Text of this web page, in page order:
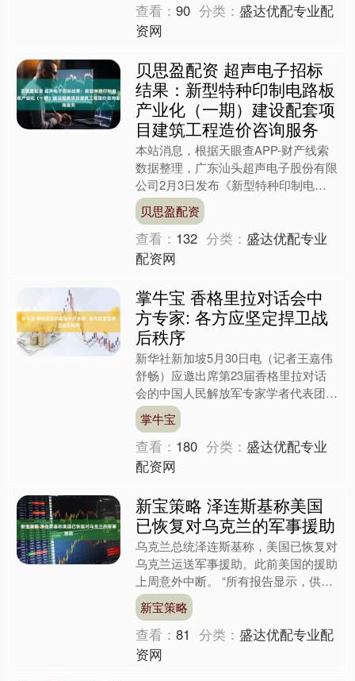
查看：90 分类：盛达优配专业配
资网
贝思盈配资 超声电子招标
结果：新型特种印制电路板
产业化（一期）建设配套项
目建筑工程造价咨询服务
本站消息，根据天眼查APP-财产线索
数据整理，广东汕头超声电子股份有限
公司2月3日发布《新型特种印制电路
板产业化（一期）建设配套项目建筑工
程造价咨询服务》，详情....
贝思盈配资
查看： 132 分类：盛达优配专业
配资网
掌牛宝 香格里拉对话会中
方专家: 各方应坚定捍卫战
后秩序
新华社新加坡5月30日电（记者王嘉伟
舒畅）应邀出席第23届香格里拉对话
会的中国人民解放军专家学者代表团团
长、国防大学教授孟祥青30日表示，
当前国际社会面临多重....
掌牛宝
查看： 180 分类：盛达优配专业
配资网
新宝策略 泽连斯基称美国
已恢复对乌克兰的军事援助
乌克兰总统泽连斯基称，美国已恢复对
乌克兰运送军事援助。此前美国的援助
上周意外中断。 “所有报告显示，供应
已经恢复，”泽连斯基周五晚间在对全
国的每日视频讲话中表示....
新宝策略
查看：81 分类：盛达优配专业配
资网